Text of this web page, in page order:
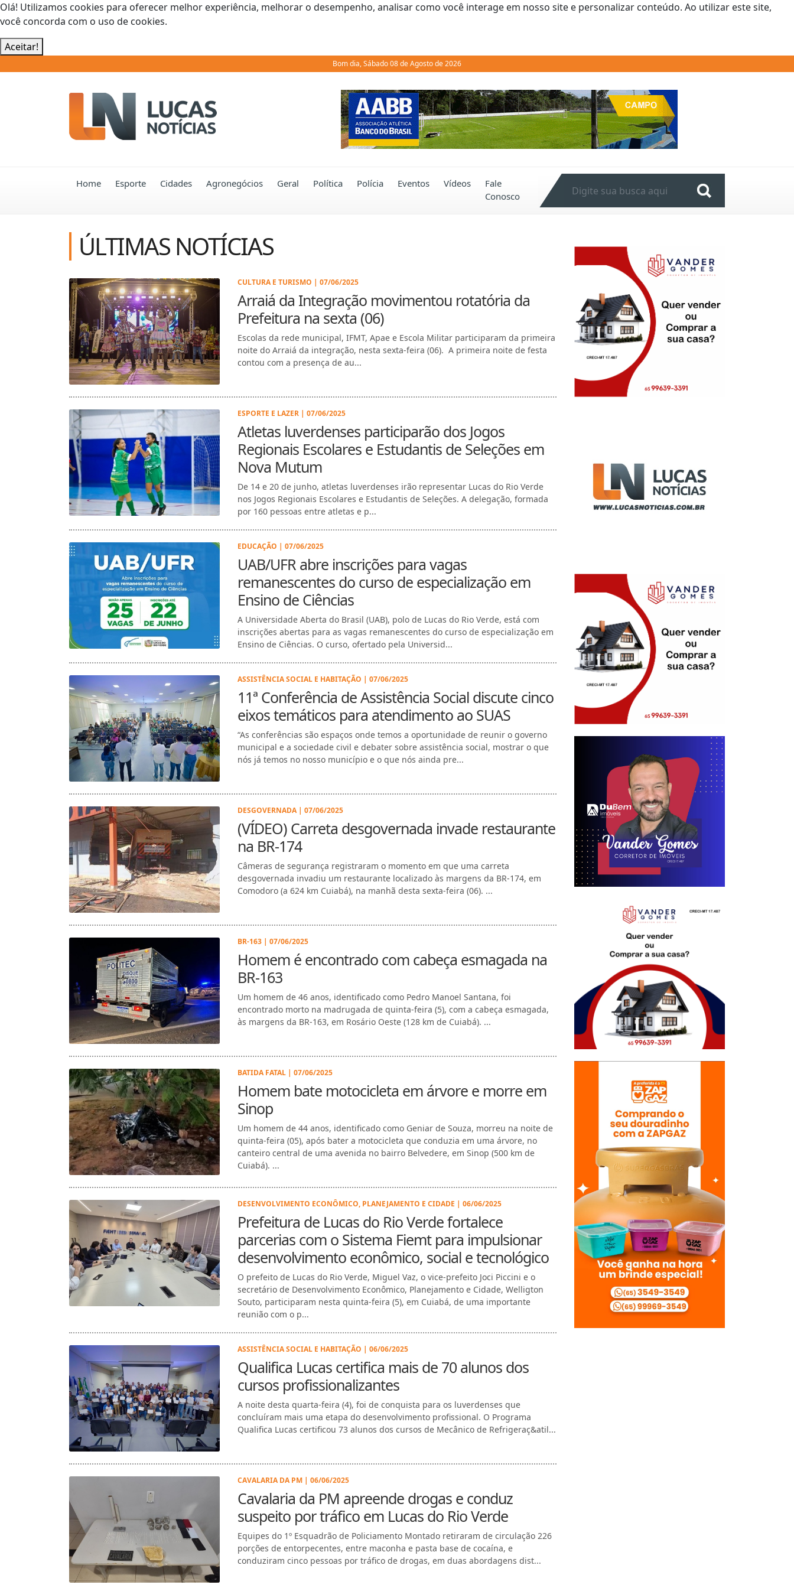
Olá! Utilizamos cookies para oferecer melhor experiência, melhorar o desempenho, analisar como você interage em nosso site e personalizar conteúdo. Ao utilizar este site,
você concorda com o uso de cookies.
Aceitar!
Bom dia, Sábado 08 de Agosto de 2026
Previous
Home Esporte Cidades Agronegócios Geral Política Polícia Eventos Vídeos
Fale
Conosco
ÚLTIMAS NOTÍCIAS
CULTURA E TURISMO | 07/06/2025
Arraiá da Integração movimentou rotatória da
Prefeitura na sexta (06)
Escolas da rede municipal, IFMT, Apae e Escola Militar participaram da primeira
noite do Arraiá da integração, nesta sexta-feira (06). A primeira noite de festa
contou com a presença de au...
ESPORTE E LAZER | 07/06/2025
Atletas luverdenses participarão dos Jogos
Regionais Escolares e Estudantis de Seleções em
Nova Mutum
De 14 e 20 de junho, atletas luverdenses irão representar Lucas do Rio Verde
nos Jogos Regionais Escolares e Estudantis de Seleções. A delegação, formada
por 160 pessoas entre atletas e p...
EDUCAÇÃO | 07/06/2025
UAB/UFR abre inscrições para vagas
remanescentes do curso de especialização em
Ensino de Ciências
A Universidade Aberta do Brasil (UAB), polo de Lucas do Rio Verde, está com
inscrições abertas para as vagas remanescentes do curso de especialização em
Ensino de Ciências. O curso, ofertado pela Universid...
ASSISTÊNCIA SOCIAL E HABITAÇÃO | 07/06/2025
11ª Conferência de Assistência Social discute cinco
eixos temáticos para atendimento ao SUAS
“As conferências são espaços onde temos a oportunidade de reunir o governo
municipal e a sociedade civil e debater sobre assistência social, mostrar o que
nós já temos no nosso município e o que nós ainda pre...
DESGOVERNADA | 07/06/2025
(VÍDEO) Carreta desgovernada invade restaurante
na BR-174
Câmeras de segurança registraram o momento em que uma carreta
desgovernada invadiu um restaurante localizado às margens da BR-174, em
Comodoro (a 624 km Cuiabá), na manhã desta sexta-feira (06). ...
BR-163 | 07/06/2025
Homem é encontrado com cabeça esmagada na
BR-163
Um homem de 46 anos, identificado como Pedro Manoel Santana, foi
encontrado morto na madrugada de quinta-feira (5), com a cabeça esmagada,
às margens da BR-163, em Rosário Oeste (128 km de Cuiabá). ...
BATIDA FATAL | 07/06/2025
Homem bate motocicleta em árvore e morre em
Sinop
Um homem de 44 anos, identificado como Geniar de Souza, morreu na noite de
quinta-feira (05), após bater a motocicleta que conduzia em uma árvore, no
canteiro central de uma avenida no bairro Belvedere, em Sinop (500 km de
Cuiabá). ...
DESENVOLVIMENTO ECONÔMICO, PLANEJAMENTO E CIDADE | 06/06/2025
Prefeitura de Lucas do Rio Verde fortalece
parcerias com o Sistema Fiemt para impulsionar
desenvolvimento econômico, social e tecnológico
O prefeito de Lucas do Rio Verde, Miguel Vaz, o vice-prefeito Joci Piccini e o
secretário de Desenvolvimento Econômico, Planejamento e Cidade, Welligton
Souto, participaram nesta quinta-feira (5), em Cuiabá, de uma importante
reunião com o p...
ASSISTÊNCIA SOCIAL E HABITAÇÃO | 06/06/2025
Qualifica Lucas certifica mais de 70 alunos dos
cursos profissionalizantes
A noite desta quarta-feira (4), foi de conquista para os luverdenses que
concluíram mais uma etapa do desenvolvimento profissional. O Programa
Qualifica Lucas certificou 73 alunos dos cursos de Mecânico de Refrigeraç&atil...
CAVALARIA DA PM | 06/06/2025
Cavalaria da PM apreende drogas e conduz
suspeito por tráfico em Lucas do Rio Verde
Equipes do 1º Esquadrão de Policiamento Montado retiraram de circulação 226
porções de entorpecentes, entre maconha e pasta base de cocaína, e
conduziram cinco pessoas por tráfico de drogas, em duas abordagens dist...